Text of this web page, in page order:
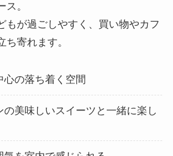
。
もが過ごしやすく、買い物やカフ
ち寄れます。
心の落ち着く空間
の美味しいスイーツと一緒に楽し